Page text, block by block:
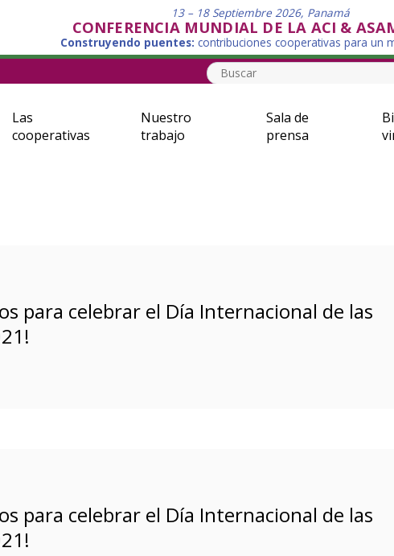
13 – 18 Septiembre 2026, Panamá
CONFERENCIA MUNDIAL DE LA ACI &
Construyendo puentes: contribuciones cooperativas para un
Las
cooperativas
Nuestro
trabajo
Sala de
prensa
para celebrar el Día Internacional de las
para celebrar el Día Internacional de las